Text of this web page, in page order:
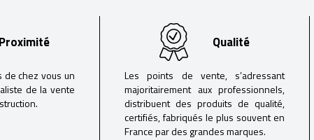
Proximité
chez vous un
de la vente
Qualité
Les points de vente, s’adressant
majoritairement aux professionnels,
distribuent des produits de qualité,
certifiés, fabriqués le plus souvent en
France par des grandes marques.